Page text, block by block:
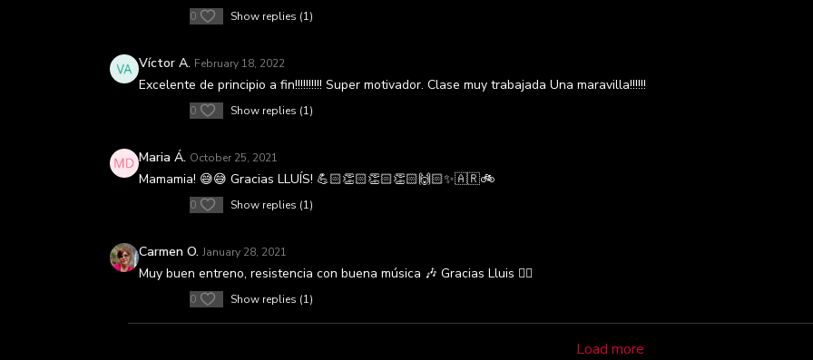
0 Show replies (1)
Víctor A. February 18, 2022
Excelente de principio a fin!!!!!!!!!! Super motivador. Clase muy trabajada Una maravilla!!!!!!
0 Show replies (1)
Maria Á. October 25, 2021
Mamamia! 😅😅 Gracias LLUÍS! 💪🏻👏🏻👏🏻👏🏻🙌🏻✨🇦🇷🚲
0 Show replies (1)
Carmen O. January 28, 2021
Muy buen entreno, resistencia con buena música 🎶 Gracias Lluis 👍🏼
0 Show replies (1)
Load more